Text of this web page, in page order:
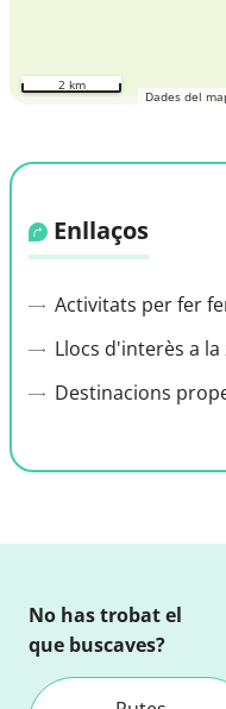
Dades del
2 km
Enllaços
Activitats per fer
Llocs d'interès a la
Destinacions
No has trobat el
que buscaves?